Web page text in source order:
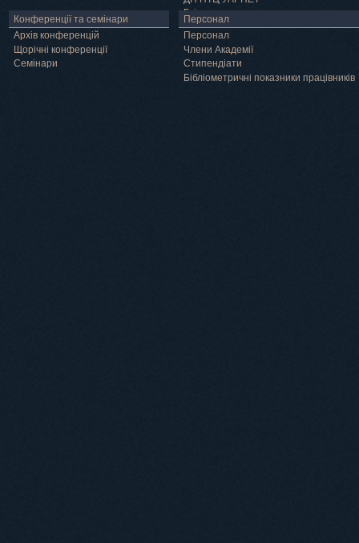
Грід
Конференції та семінари
Архів конференцій
Щорічні конференції
Семінари
Персонал
Персонал
Члени Академії
Cтипендіати
Бібліометричні показники працівників